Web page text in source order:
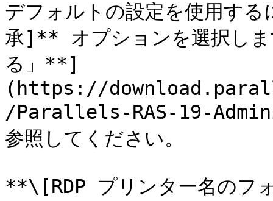
デフォルトの設定を使用す
承]** オプションを選択し
る」**]
(https://
/Parallels-RAS-19-
参照してください。
**\[RDP プリンター名のフ